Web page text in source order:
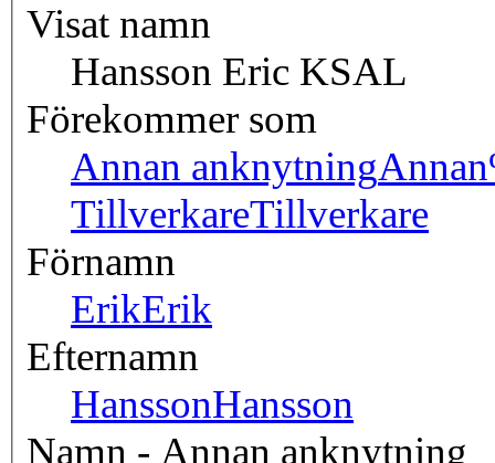
Visat namn
Hansson Eric KSAL
Förekommer som
Annan anknytning
TillverkareTillverkare
Förnamn
ErikErik
Efternamn
HanssonHansson
Namn - Annan anknytning